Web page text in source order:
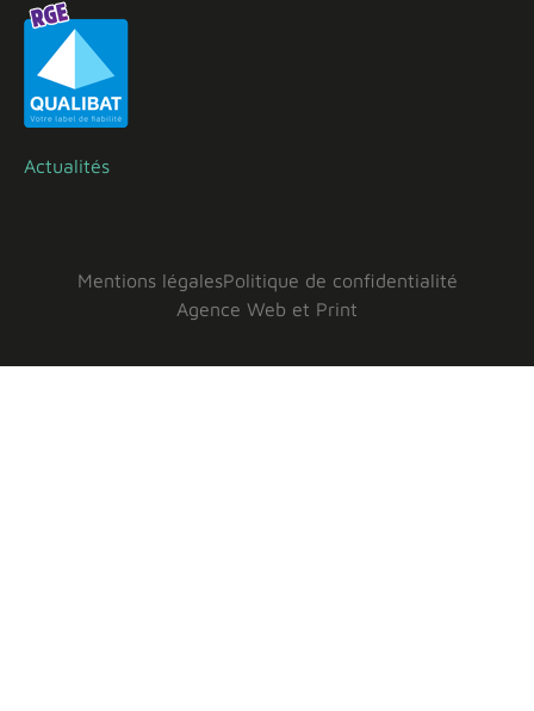
Actualités
Mentions légalesPolitique de confidentialité
Agence Web et Print